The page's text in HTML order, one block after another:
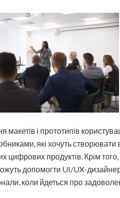
і прототипів
які хочуть створювати
цифрових продуктів. Крім
допомогти UI/UX-
коли йдеться про